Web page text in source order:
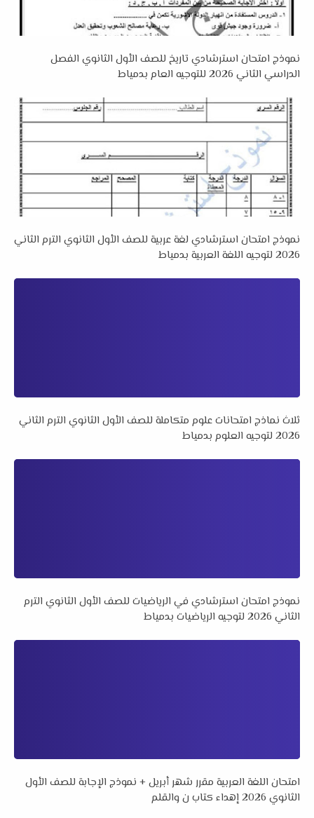
نموذج امتحان استرشادي تاريخ للصف الأول الثانوي الفصل
الدراسي الثاني 2026 للتوجيه العام بدمياط
نموذج امتحان استرشادي لغة عربية للصف الأول الثانوي الترم الثاني
2026 لتوجيه اللغة العربية بدمياط
ثلاث نماذج امتحانات علوم متكاملة للصف الأول الثانوي الترم الثاني
2026 لتوجيه العلوم بدمياط
نموذج امتحان استرشادي في الرياضيات للصف الأول الثانوي الترم
الثاني 2026 لتوجيه الرياضيات بدمياط
امتحان اللغة العربية مقرر شهر أبريل + نموذج الإجابة للصف الأول
الثانوي 2026 إهداء كتاب ن والقلم